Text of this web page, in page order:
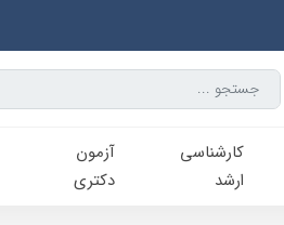
کارشناسی‌
ارشد
آزمون
دکتری